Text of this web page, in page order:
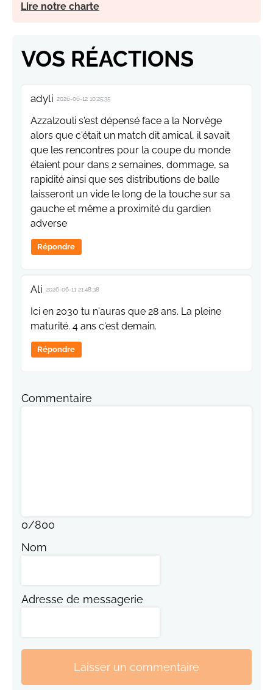
Lire notre charte
VOS RÉACTIONS
adyli 2026-06-12 10:25:35
Azzalzouli s'est dépensé face a la Norvège
alors que c'était un match dit amical, il savait
que les rencontres pour la coupe du monde
étaient pour dans 2 semaines, dommage, sa
rapidité ainsi que ses distributions de balle
laisseront un vide le long de la touche sur sa
gauche et même a proximité du gardien
adverse
Répondre
Ali 2026-06-11 21:48:38
Ici en 2030 tu n'auras que 28 ans. La pleine
maturité. 4 ans c'est demain.
Répondre
Commentaire
0/800
Nom
Adresse de messagerie
Laisser un commentaire